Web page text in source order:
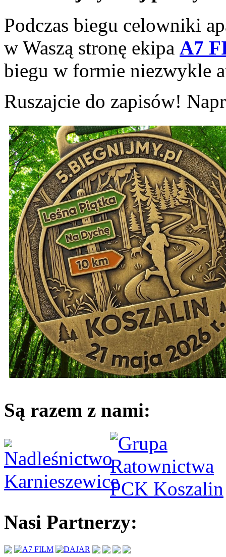
Podczas biegu celowniki
w Waszą stronę ekipa A7
biegu w formie niezwykle
Ruszajcie do zapisów!
Są razem z nami:
Nasi Partnerzy: